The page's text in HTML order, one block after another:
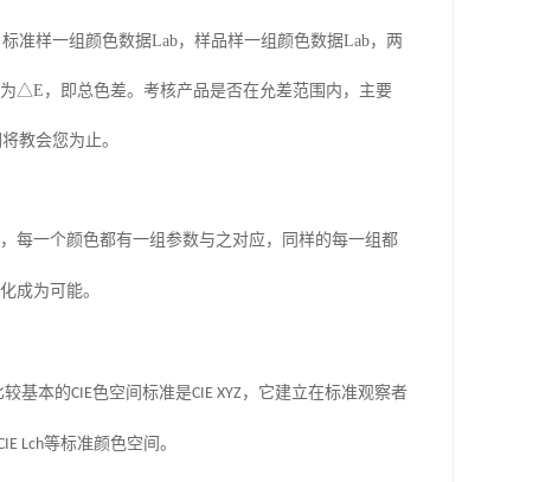
准样一组颜色数据Lab，样品样一组颜色数据Lab，两
为△E ，即总色差。考核产品是否在允差范围内，主要
教会您为止。
每一个颜色都有一组参数与之对应，同样的每一组都
成为可能。
基本的CIE色空间标准是CIE XYZ，它建立在标准观察者
Lch等标准颜色空间。